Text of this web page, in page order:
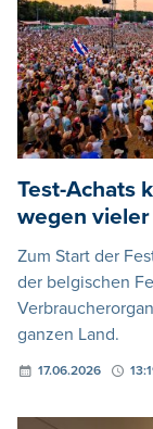
Test-Achats
wegen
Zum Start der
der belgischen
ganzen Land.
17.06.2026